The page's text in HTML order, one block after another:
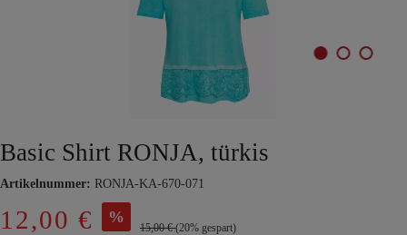
Basic Shirt RONJA, türkis
Artikelnummer: RONJA-KA-670-071
12,00 € %
15,00 €(20% gespart)